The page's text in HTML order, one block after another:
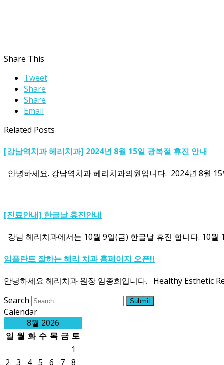
Share This
Tweet
Share
Share
Email
Related Posts
[강남역치과 헤리치과] 2024년 8월 15일 광복절 휴진 안내
안녕하세요. 강남역치과 헤리치과의원입니다. ​ 2024년 8월
[진료안내] 한글날 휴진안내
강남 헤리치과에서는 10월 9일(금) 한글날 휴진 합니다. 10
임플란트 잘하는 헤리 치과 홈페이지 오픈!!
안녕하세요 헤리치과 원장 임종희입니다. Healthy Esthetic
Search
Submit
Calendar
8월 2026
일 월 화 수 목 금 토
1
2
3 4 5 6 7 8